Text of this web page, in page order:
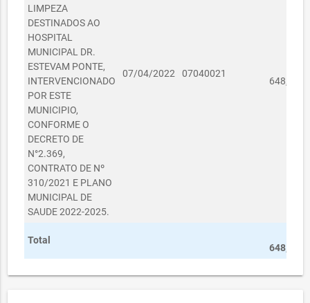
LIMPEZA
DESTINADOS AO
HOSPITAL
MUNICIPAL DR.
ESTEVAM PONTE,
INTERVENCIONADO
POR ESTE
MUNICIPIO,
CONFORME O
DECRETO DE
N°2.369,
CONTRATO DE Nº
310/2021 E PLANO
MUNICIPAL DE
SAUDE 2022-2025.
07/04/2022 07040021
648,00
Total
648,00